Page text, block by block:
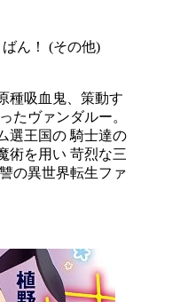
ん！ (その他)
種吸血鬼、策動す
たヴァンダルー。
選王国の 騎士達の
術を用い 苛烈な三
の異世界転生ファ